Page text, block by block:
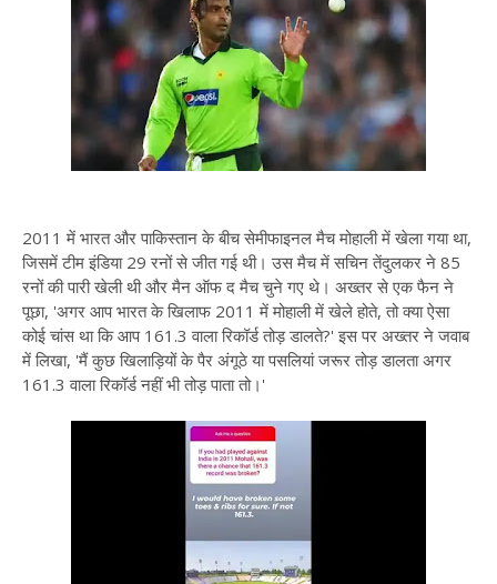
2011 में भारत और पाकिस्तान के बीच सेमीफाइनल मैच मोहाली में खेला गया था,
जिसमें टीम इंडिया 29 रनों से जीत गई थी। उस मैच में सचिन तेंदुलकर ने 85
रनों की पारी खेली थी और मैन ऑफ द मैच चुने गए थे। अख्तर से एक फैन ने
पूछा, 'अगर आप भारत के खिलाफ 2011 में मोहाली में खेले होते, तो क्या ऐसा
कोई चांस था कि आप 161.3 वाला रिकॉर्ड तोड़ डालते?' इस पर अख्तर ने जवाब
में लिखा, 'मैं कुछ खिलाड़ियों के पैर अंगूठे या पसलियां जरूर तोड़ डालता अगर
161.3 वाला रिकॉर्ड नहीं भी तोड़ पाता तो।'